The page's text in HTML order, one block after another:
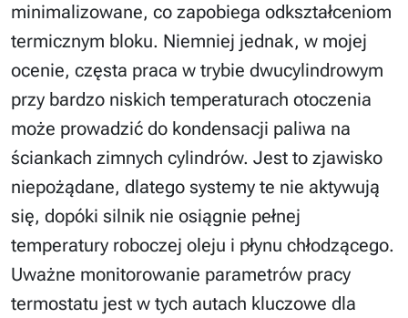
minimalizowane, co zapobiega odkształceniom
termicznym bloku. Niemniej jednak, w mojej
ocenie, częsta praca w trybie dwucylindrowym
przy bardzo niskich temperaturach otoczenia
może prowadzić do kondensacji paliwa na
ściankach zimnych cylindrów. Jest to zjawisko
niepożądane, dlatego systemy te nie aktywują
się, dopóki silnik nie osiągnie pełnej
temperatury roboczej oleju i płynu chłodzącego.
Uważne monitorowanie parametrów pracy
termostatu jest w tych autach kluczowe dla